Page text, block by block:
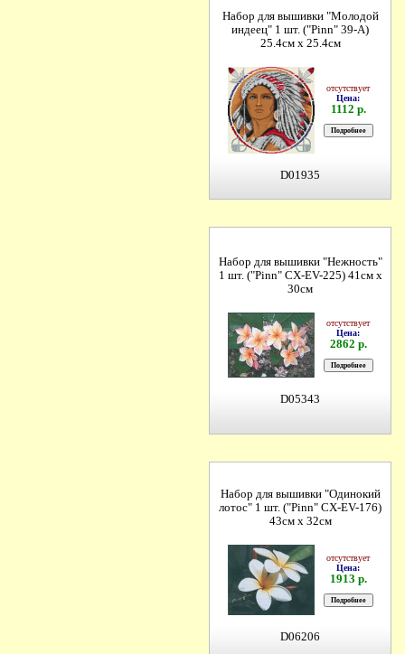
Набор для вышивки "Молодой
индеец" 1 шт. ("Pinn" 39-A)
25.4см х 25.4см
отсутствует
Цена:
1112 р.
D01935
Набор для вышивки "Нежность"
1 шт. ("Pinn" СХ-EV-225) 41см х
30см
отсутствует
Цена:
2862 р.
D05343
Набор для вышивки "Одинокий
лотос" 1 шт. ("Pinn" СХ-EV-176)
43см х 32см
отсутствует
Цена:
1913 р.
D06206